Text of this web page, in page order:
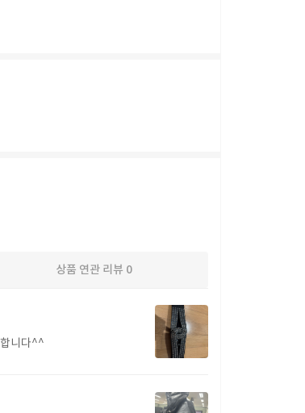
상품 연관 리뷰 0
니다^^